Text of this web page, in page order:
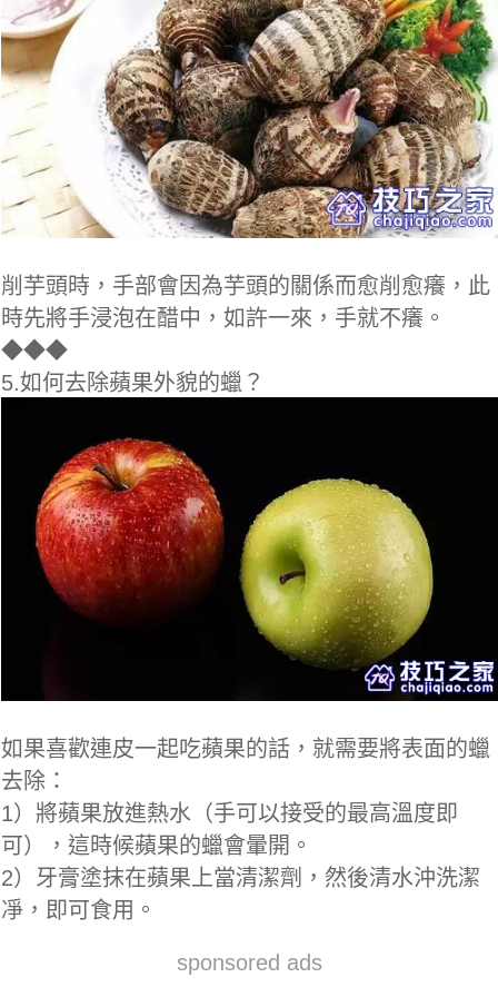
削芋頭時，手部會因為芋頭的關係而愈削愈癢，此
時先將手浸泡在醋中，如許一來，手就不癢。
◆◆◆
5.如何去除蘋果外貌的蠟？
如果喜歡連皮一起吃蘋果的話，就需要將表面的蠟
去除：
1）將蘋果放進熱水（手可以接受的最高溫度即
可），這時候蘋果的蠟會暈開。
2）牙膏塗抹在蘋果上當清潔劑，然後清水沖洗潔
凈，即可食用。
sponsored ads